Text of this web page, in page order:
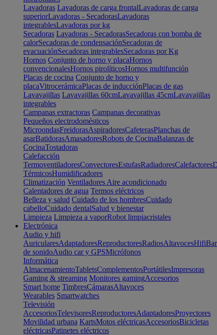
Lavadoras Lavadoras de carga frontalLavadoras de carga
superiorLavadoras - SecadorasLavadoras
integrablesLavadoras por kg
Secadoras Lavadoras - SecadorasSecadoras con bomba de
calorSecadoras de condensaciónSecadoras de
evacuaciónSecadoras integrablesSecadoras por Kg
Hornos Conjunto de horno y placaHornos
convencionalesHornos pirolíticosHornos multifunción
Placas de cocina Conjunto de horno y
placaVitrocerámicaPlacas de inducciónPlacas de gas
Lavavajillas Lavavajillas 60cmLavavajillas 45cmLavavajillas
integrables
Campanas extractoras Campanas decorativas
Pequeños electrodomésticos
MicroondasFreidorasAspiradoresCafeterasPlanchas de
asarBatidorasAmasadoresRobots de CocinaBalanzas de
CocinaTostadoras
Calefacción
TermoventiladoresConvectoresEstufasRadiadoresCalefactores
TérmicosHumidificadores
Climatización Ventiladores Aire acondicionado
Calentadores de agua Termos eléctricos
Belleza y salud Cuidado de los hombresCuidado
cabelloCuidado dentalSalud y bienestar
Limpieza Limpieza a vaporRobot limpiacristales
Electrónica
Audio y hifi
AuricularesAdaptadoresReproductoresRadiosAltavocesHifi
de sonidoAudio car y GPSMicrófonos
Informática
AlmacenamientoTabletsComplementosPortátilesImpresoras
Gaming & streaming Monitores gamingAccesorios
Smart home TimbresCámarasAltavoces
Wearables Smartwatches
Televisión
AccesoriosTelevisoresReproductoresAdaptadoresProyectores
Movilidad urbana KartsMotos eléctricasAccesoriosBicicletas
eléctricasPatinetes eléctricos